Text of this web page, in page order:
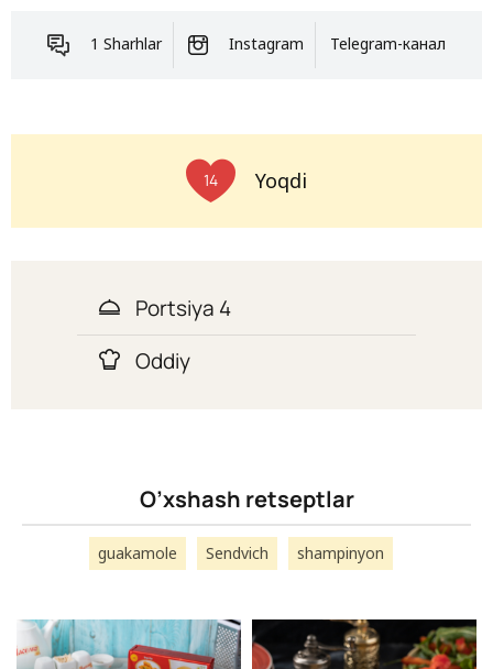
1 Sharhlar Instagram Telegram-канал
14 Yoqdi
Portsiya 4
Oddiy
O’xshash retseptlar
guakamole Sendvich shampinyon